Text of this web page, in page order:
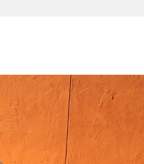
BATTERIJ-
ELEKTRISCH
Vanaf € 32.995,-
Vraag een
Bekijk de
modellen
Accessoires
Onderdelen
Accessoires
Banden
Thuislaadpakketten
Laadpas
Energie en slim
laden
Lease
Bedrijfswagens
op maat
Financieren of
leasen
Verzekeren